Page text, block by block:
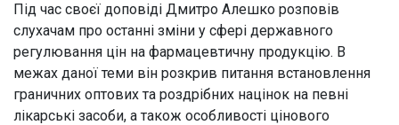
Під час своєї доповіді Дмитро Алешко розповів
слухачам про останні зміни у сфері державного
регулювання цін на фармацевтичну продукцію. В
межах даної теми він розкрив питання встановлення
граничних оптових та роздрібних націнок на певні
лікарські засоби, а також особливості цінового